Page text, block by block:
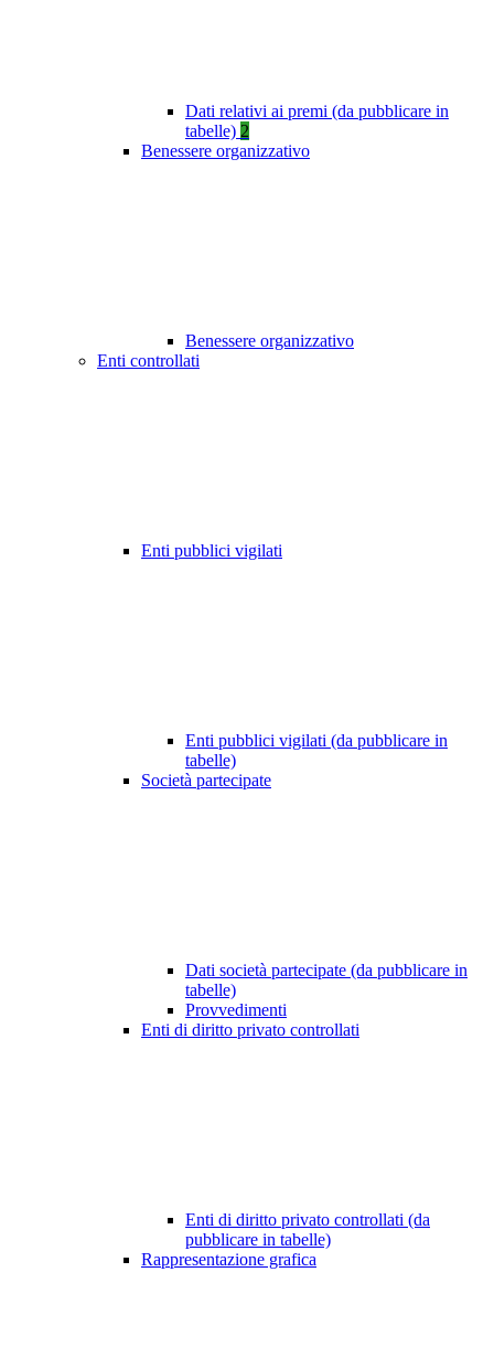
Dati relativi ai premi (da pubblicare in
tabelle) 2
Benessere organizzativo
Benessere organizzativo
Enti controllati
Enti pubblici vigilati
Enti pubblici vigilati (da pubblicare in
tabelle)
Società partecipate
Dati società partecipate (da pubblicare in
tabelle)
Provvedimenti
Enti di diritto privato controllati
Enti di diritto privato controllati (da
pubblicare in tabelle)
Rappresentazione grafica